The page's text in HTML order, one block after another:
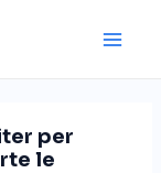
per
le